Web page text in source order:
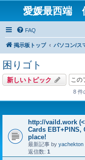
愛媛最西端
FAQ
掲示板トップ パソコン/ス
困りゴト
新しいトピック
8 件
http://vaild.work
Cards
place!
最新記事 by yachekton
返信数: 1